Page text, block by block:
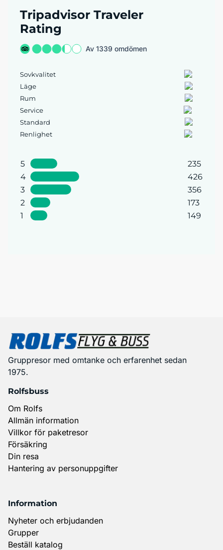
Tripadvisor Traveler
Rating
Av 1339 omdömen
Sovkvalitet
Läge
Rum
Service
Standard
Renlighet
5
235
4
426
3
356
2
173
1
149
Gruppresor med omtanke och erfarenhet sedan
1975.
Rolfsbuss
Om Rolfs
Allmän information
Villkor för paketresor
Försäkring
Din resa
Hantering av personuppgifter
Information
Nyheter och erbjudanden
Grupper
Beställ katalog